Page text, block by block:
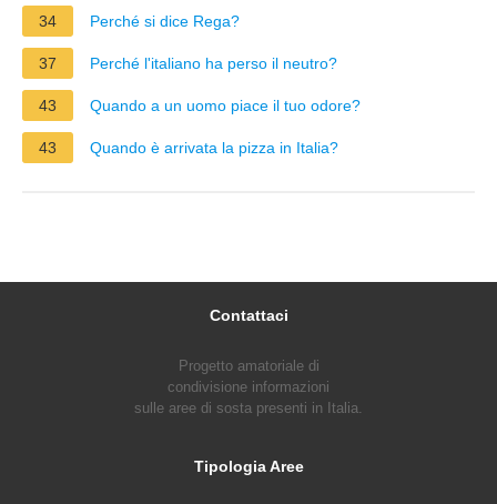
34 Perché si dice Rega?
37 Perché l'italiano ha perso il neutro?
43 Quando a un uomo piace il tuo odore?
43 Quando è arrivata la pizza in Italia?
Contattaci
Progetto amatoriale di
condivisione informazioni
sulle aree di sosta presenti in Italia.
Tipologia Aree